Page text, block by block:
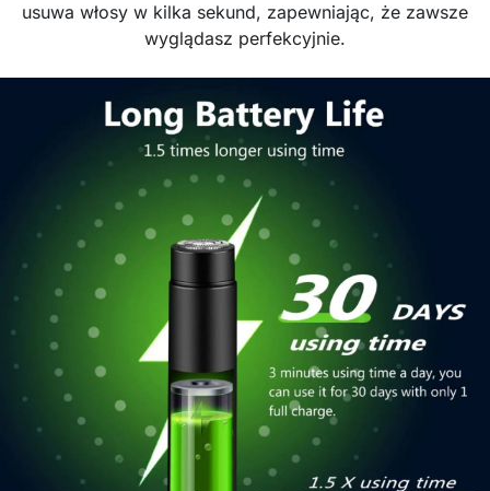
usuwa włosy w kilka sekund, zapewniając, że zawsze
wyglądasz perfekcyjnie.